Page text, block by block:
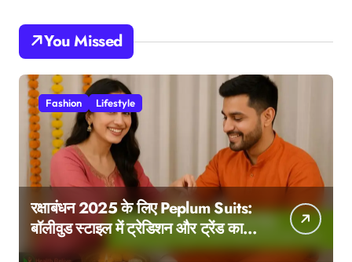
You Missed
Fashion Lifestyle
रक्षाबंधन 2025 के लिए Peplum Suits:
बॉलीवुड स्टाइल में ट्रेडिशन और ट्रेंड का
परफेक्ट मेल